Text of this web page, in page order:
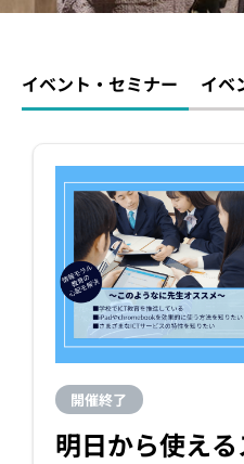
イベント・セミナー イベ
開催終了
明日から使え